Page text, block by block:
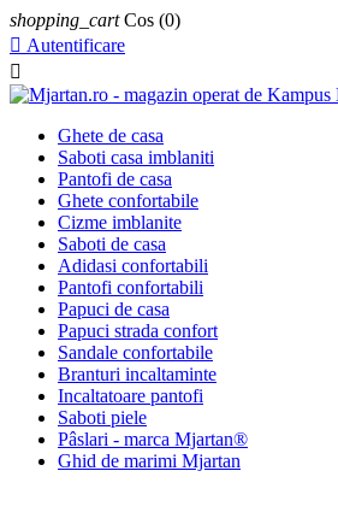
shopping_cart Cos (0)
 Autentificare

Ghete de casa
Saboti casa imblaniti
Pantofi de casa
Ghete confortabile
Cizme imblanite
Saboti de casa
Adidasi confortabili
Pantofi confortabili
Papuci de casa
Papuci strada confort
Sandale confortabile
Branturi incaltaminte
Incaltatoare pantofi
Saboti piele
Pâslari - marca Mjartan®
Ghid de marimi Mjartan